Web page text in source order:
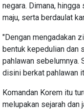
negara. Dimana,
maju, serta berdaulat
"Dengan mengadakan
bentuk kepedulian dan
pahlawan sebelumnya.
disini berkat pahlawan
Komandan Korem itu
melupakan sejarah dan